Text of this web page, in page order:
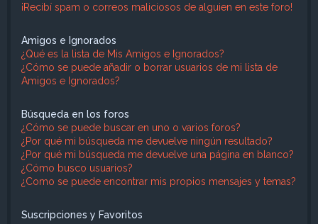
¡Recibí spam o correos maliciosos de alguien en este foro!
Amigos e Ignorados
¿Qué es la lista de Mis Amigos e Ignorados?
¿Cómo se puede añadir o borrar usuarios de mi lista de
Amigos e Ignorados?
Búsqueda en los foros
¿Cómo se puede buscar en uno o varios foros?
¿Por qué mi búsqueda me devuelve ningún resultado?
¿Por qué mi búsqueda me devuelve una página en blanco?
¿Cómo busco usuarios?
¿Como se puede encontrar mis propios mensajes y temas?
Suscripciones y Favoritos